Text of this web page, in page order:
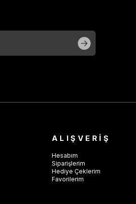
ALIŞVERİŞ
Hesabım
Siparişlerim
Hediye Çeklerim
Favorilerim